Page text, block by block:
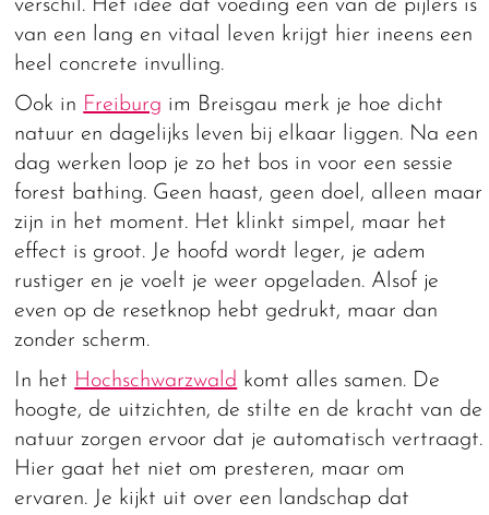
verschil. Het idee dat voeding een van de pijlers is
van een lang en vitaal leven krijgt hier ineens een
heel concrete invulling.
Ook in Freiburg im Breisgau merk je hoe dicht
natuur en dagelijks leven bij elkaar liggen. Na een
dag werken loop je zo het bos in voor een sessie
forest bathing. Geen haast, geen doel, alleen maar
zijn in het moment. Het klinkt simpel, maar het
effect is groot. Je hoofd wordt leger, je adem
rustiger en je voelt je weer opgeladen. Alsof je
even op de resetknop hebt gedrukt, maar dan
zonder scherm.
In het Hochschwarzwald komt alles samen. De
hoogte, de uitzichten, de stilte en de kracht van de
natuur zorgen ervoor dat je automatisch vertraagt.
Hier gaat het niet om presteren, maar om
ervaren. Je kijkt uit over een landschap dat